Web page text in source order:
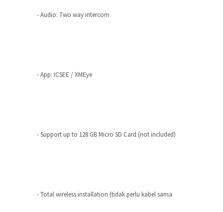
- Audio: Two way intercom
- App: ICSEE / XMEye
- Support up to 128 GB Micro SD Card (not included)
- Total wireless installation (tidak perlu kabel sama